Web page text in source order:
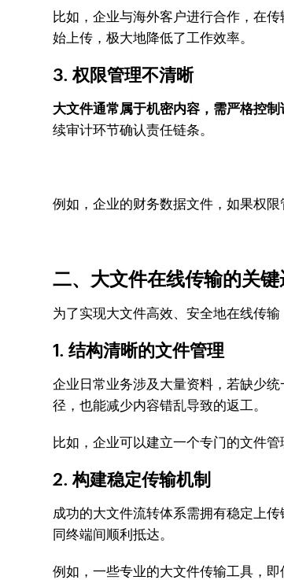
比如，企业与海外客户进行合作，在
始上传，极大地降低了工作效率。
3. 权限管理不清晰
大文件通常属于机密内容，需严格控
续审计环节确认责任链条。
例如，企业的财务数据文件，如果权
二、大文件在线传输的关键
为了实现大文件高效、安全地在线传
1. 结构清晰的文件管理
企业日常业务涉及大量资料，若缺少
径，也能减少内容错乱导致的返工。
比如，企业可以建立一个专门的文件
2. 构建稳定传输机制
成功的大文件流转体系需拥有稳定上
同终端间顺利抵达。
例如，一些专业的大文件传输工具，